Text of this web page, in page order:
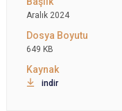
Aralık 2024
649 KB
indir